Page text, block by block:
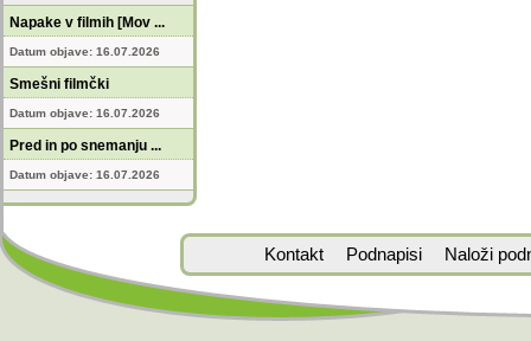
Napake v filmih [Mov ...
Datum objave: 16.07.2026
Smešni filmčki
Datum objave: 16.07.2026
Pred in po snemanju ...
Datum objave: 16.07.2026
Kontakt Podnapisi Naloži